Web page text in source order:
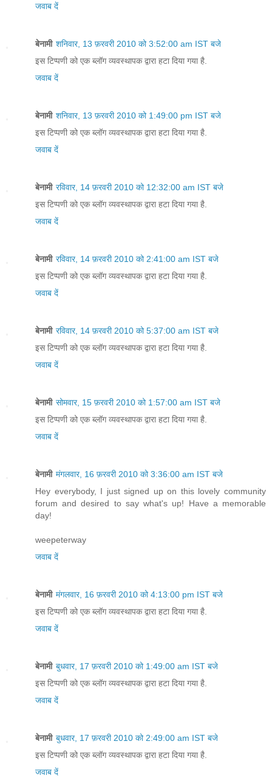
जवाब दें
बेनामी शनिवार, 13 फ़रवरी 2010 को 3:52:00 am IST बजे
इस टिप्पणी को एक ब्लॉग व्यवस्थापक द्वारा हटा दिया गया है.
जवाब दें
बेनामी शनिवार, 13 फ़रवरी 2010 को 1:49:00 pm IST बजे
इस टिप्पणी को एक ब्लॉग व्यवस्थापक द्वारा हटा दिया गया है.
जवाब दें
बेनामी रविवार, 14 फ़रवरी 2010 को 12:32:00 am IST बजे
इस टिप्पणी को एक ब्लॉग व्यवस्थापक द्वारा हटा दिया गया है.
जवाब दें
बेनामी रविवार, 14 फ़रवरी 2010 को 2:41:00 am IST बजे
इस टिप्पणी को एक ब्लॉग व्यवस्थापक द्वारा हटा दिया गया है.
जवाब दें
बेनामी रविवार, 14 फ़रवरी 2010 को 5:37:00 am IST बजे
इस टिप्पणी को एक ब्लॉग व्यवस्थापक द्वारा हटा दिया गया है.
जवाब दें
बेनामी सोमवार, 15 फ़रवरी 2010 को 1:57:00 am IST बजे
इस टिप्पणी को एक ब्लॉग व्यवस्थापक द्वारा हटा दिया गया है.
जवाब दें
बेनामी मंगलवार, 16 फ़रवरी 2010 को 3:36:00 am IST बजे
Hey everybody, I just signed up on this lovely community
forum and desired to say what's up! Have a memorable
day!
weepeterway
जवाब दें
बेनामी मंगलवार, 16 फ़रवरी 2010 को 4:13:00 pm IST बजे
इस टिप्पणी को एक ब्लॉग व्यवस्थापक द्वारा हटा दिया गया है.
जवाब दें
बेनामी बुधवार, 17 फ़रवरी 2010 को 1:49:00 am IST बजे
इस टिप्पणी को एक ब्लॉग व्यवस्थापक द्वारा हटा दिया गया है.
जवाब दें
बेनामी बुधवार, 17 फ़रवरी 2010 को 2:49:00 am IST बजे
इस टिप्पणी को एक ब्लॉग व्यवस्थापक द्वारा हटा दिया गया है.
जवाब दें